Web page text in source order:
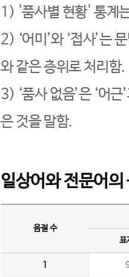
1) '품사별 현황' 통계
2) ‘어미’와 ‘접사’는
와 같은 층위로 처리함.
3) ‘품사 없음’은 ‘어
은 것을 말함.
일상어와 전문어의
음절 수
표
1